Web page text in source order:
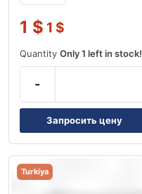
1 $ 1 $
Quantity Only 1 left in stock!
-
Запросить цену
Turkiya